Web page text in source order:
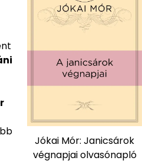
Jókai Mór: Janicsárok
végnapjai olvasónapló